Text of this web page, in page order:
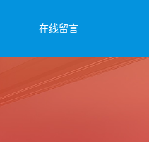
在线留言